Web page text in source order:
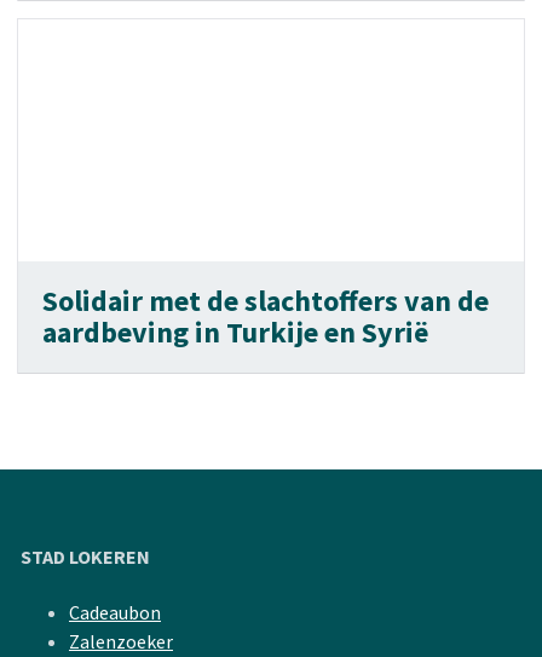
Solidair met de slachtoffers van de
aardbeving in Turkije en Syrië
STAD LOKEREN
Cadeaubon
Zalenzoeker